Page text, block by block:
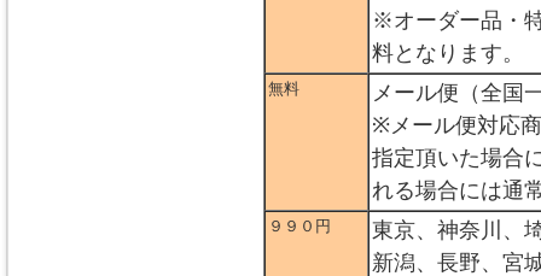
※オーダー品・
料となります。
無料
メール便（全国
※メール便対応
指定頂いた場合
れる場合には通
９９０円
東京、神奈川、
新潟、長野、宮